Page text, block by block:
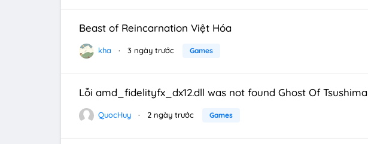
Beast of Reincarnation Việt Hóa
kha 3 ngày trước Games
Lỗi amd_fidelityfx_dx12.dll was not found Ghost Of Tsushima
QuocHuy 2 ngày trước Games